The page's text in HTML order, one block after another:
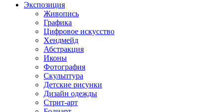
Экспозиция
Живопись
Графика
Цифровое искусство
Хендмейд
Абстракция
Иконы
Фотография
Скульптура
Детские рисунки
Дизайн одежды
Стрит-арт